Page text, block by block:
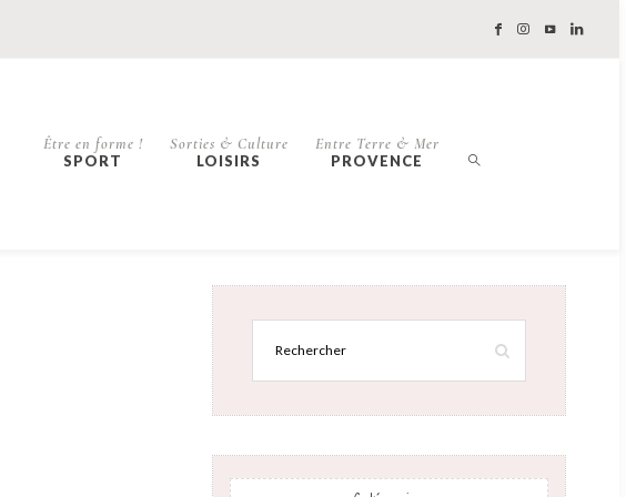
Être en forme !
SPORT
Sorties & Culture
LOISIRS
Entre Terre & Mer
PROVENCE